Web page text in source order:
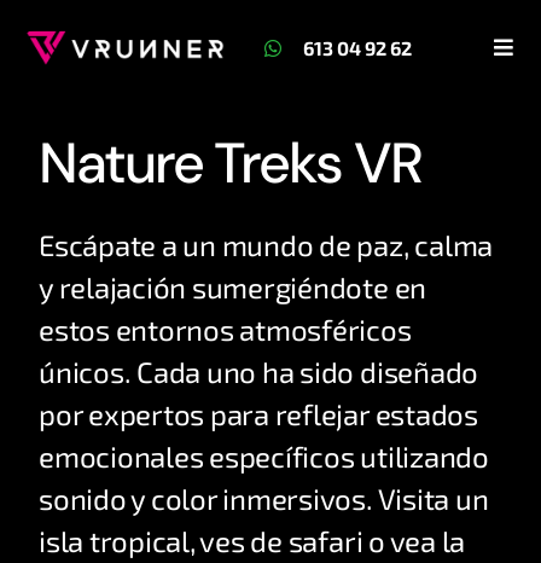
Juegos
Precios
613 04 92 62
Nature Treks VR
Escápate a un mundo de paz, calma
y relajación sumergiéndote en
estos entornos atmosféricos
únicos. Cada uno ha sido diseñado
por expertos para reflejar estados
emocionales específicos utilizando
sonido y color inmersivos. Visita un
isla tropical, ves de safari o vea la